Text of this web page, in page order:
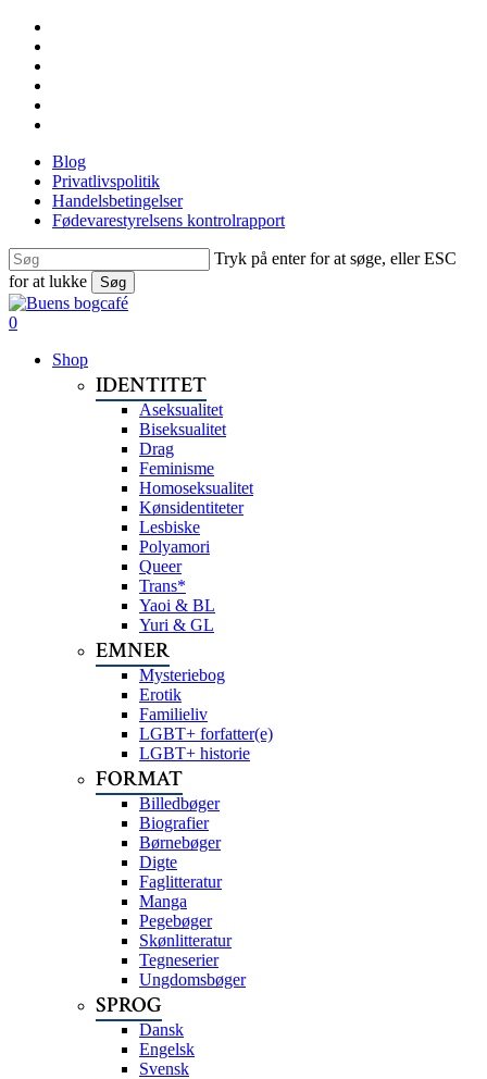
Skip
main
content
Blog
Privatlivspolitik
Handelsbetingelser
Fødevarestyrelsens kontrolrapport
Tryk på enter for at søge, eller ESC
for at lukke
Søg
Close
Search
search
0
Shop
IDENTITET
Aseksualitet
Biseksualitet
Drag
Feminisme
Homoseksualitet
Kønsidentiteter
Lesbiske
Polyamori
Queer
Trans*
Yaoi & BL
Yuri & GL
EMNER
Mysteriebog
Erotik
Familieliv
LGBT+ forfatter(e)
LGBT+ historie
FORMAT
Billedbøger
Biografier
Børnebøger
Digte
Faglitteratur
Manga
Pegebøger
Skønlitteratur
Tegneserier
Ungdomsbøger
SPROG
Dansk
Engelsk
Svensk